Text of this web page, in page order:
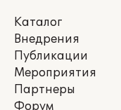
Каталог
Внедрения
Публикации
Мероприятия
Партнеры
Форум